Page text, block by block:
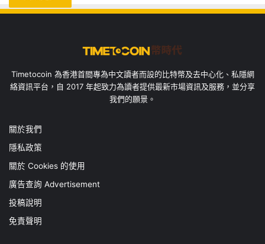
Timetocoin 為香港首間專為中文讀者而設的比特幣及去中心化、私隱網
絡資訊平台，自 2017 年起致力為讀者提供最新市場資訊及服務，並分享
我們的願景。
關於我們
隱私政策
關於 Cookies 的使用
廣告查詢 Advertisement
投稿說明
免責聲明